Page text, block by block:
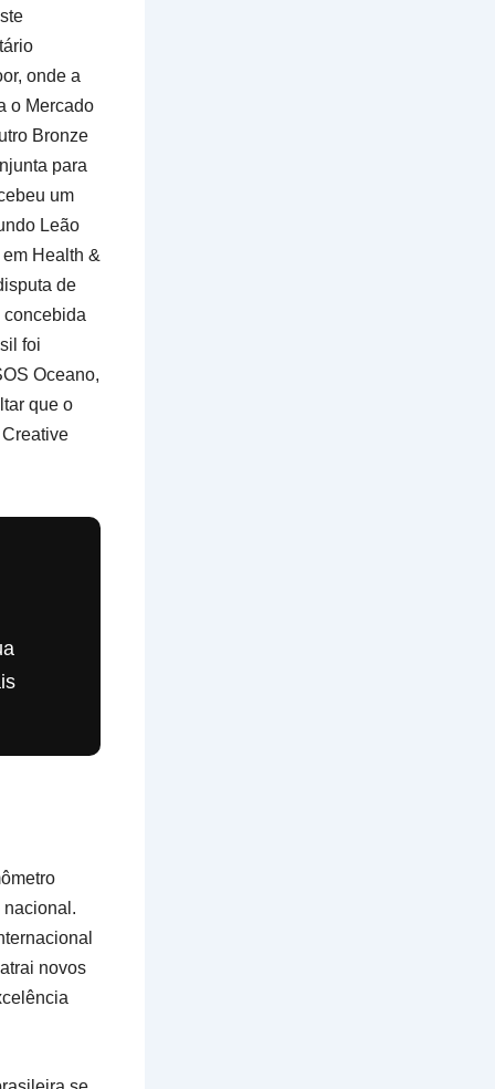
onde a
o Mercado
Bronze
para
um
Leão
em Health &
de
concebida
foi
Oceano,
que o
nacional.
novos